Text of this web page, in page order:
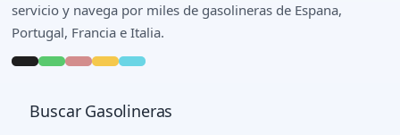
servicio y navega por miles de gasolineras de Espana,
Portugal, Francia e Italia.
Buscar Gasolineras